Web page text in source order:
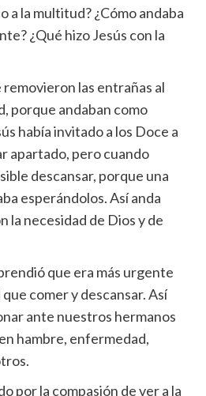
a la multitud? ¿Cómo andaba
¿Qué hizo Jesús con la
las entrañas al
porque andaban como
había invitado a los Doce a
apartado, pero cuando
descansar, porque una
esperándolos. Así anda
la necesidad de Dios y de
que era más urgente
comer y descansar. Así
ante nuestros hermanos
hambre, enfermedad,
por la compasión de ver a la